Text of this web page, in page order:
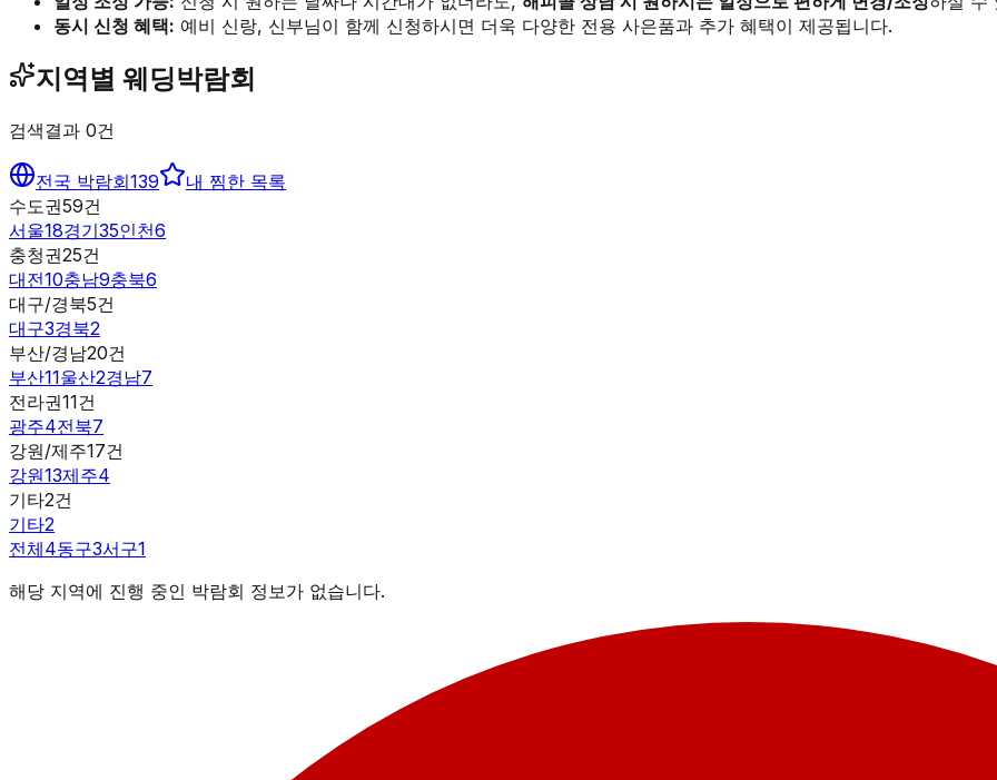
동시 신청 혜택: 예비 신랑, 신부님이 함께 신청하시면 더욱 다양한 전용 사은품과 추가 혜택이 제공됩니다.
지역별 웨딩박람회
검색결과 0건
전국 박람회139
내 찜한 목록
수도권59건
서울18경기35인천6
충청권25건
대전10충남9충북6
대구/경북5건
대구3경북2
부산/경남20건
부산11울산2경남7
전라권11건
광주4전북7
강원/제주17건
강원13제주4
기타2건
기타2
전체4동구3서구1
해당 지역에 진행 중인 박람회 정보가 없습니다.